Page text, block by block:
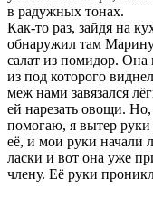
в радужных тонах.
Как-то раз, зайдя на
обнаружил там
салат из помидор. Она
из под которого
меж нами завязался
ей нарезать овощи.
помогаю, я вытер
её, и мои руки начали
ласки и вот она уже
члену. Её руки